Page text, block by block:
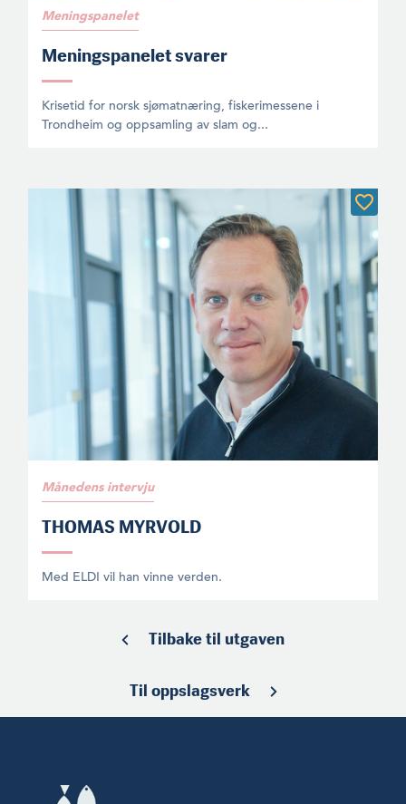
Meningspanelet
Meningspanelet svarer
Krisetid for norsk sjømatnæring, fiskerimessene i
Trondheim og oppsamling av slam og...
Månedens intervju
THOMAS MYRVOLD
Med ELDI vil han vinne verden.
Tilbake til utgaven
Til oppslagsverk